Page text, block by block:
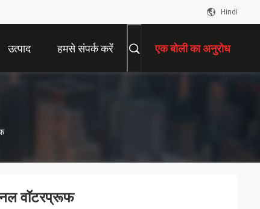
Hindi
उत्पाद हमसे संपर्क करें एक बोली का अनुरोध
वॉटरप्रूफ